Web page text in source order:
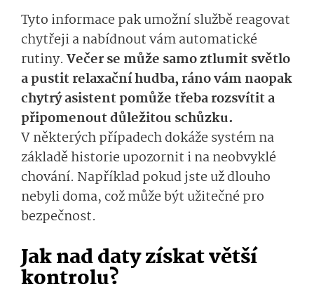
Tyto informace pak umožní službě reagovat
chytřeji a nabídnout vám automatické
rutiny. Večer se může samo ztlumit světlo
a pustit relaxační hudba, ráno vám naopak
chytrý asistent pomůže třeba rozsvítit a
připomenout důležitou schůzku.
V některých případech dokáže systém na
základě historie upozornit i na neobvyklé
chování. Například pokud jste už dlouho
nebyli doma, což může být užitečné pro
bezpečnost.
Jak nad daty získat větší
kontrolu?